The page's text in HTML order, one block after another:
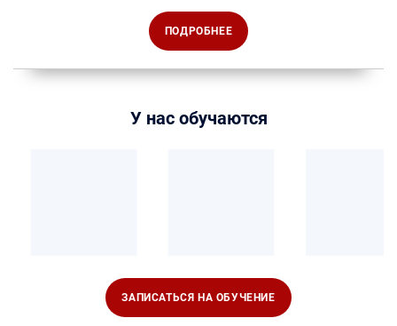
ПОДРОБНЕЕ
У нас обучаются
ЗАПИСАТЬСЯ НА ОБУЧЕНИЕ